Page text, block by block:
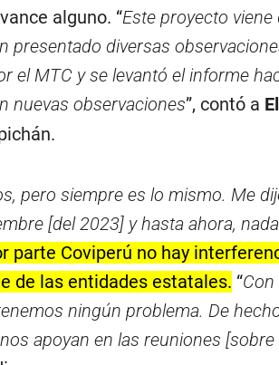
alguno. “Este proyecto
presentado diversas
el MTC y se levantó el informe
nuevas observaciones”, contó a
pero siempre es lo mismo. Me
[del 2023] y hasta ahora, nada
parte Coviperú no hay
de las entidades estatales. “Con
ningún problema. De
apoyan en las reuniones